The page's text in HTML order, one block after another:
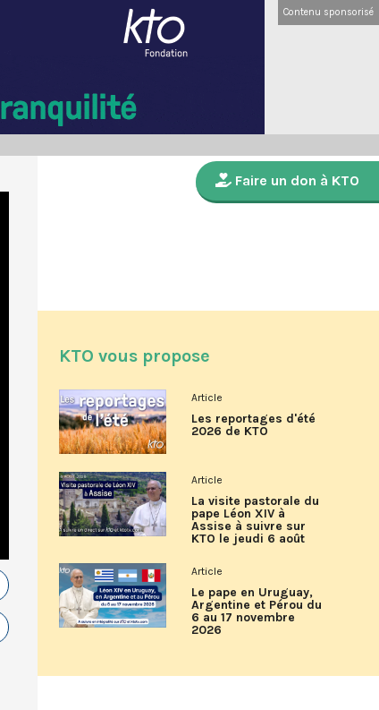
Contenu sponsorisé
Faire un don à KTO
KTO vous propose
Article
Les reportages d'été
2026 de KTO
Article
La visite pastorale du
pape Léon XIV à
Assise à suivre sur
KTO le jeudi 6 août
Article
Le pape en Uruguay,
Argentine et Pérou du
6 au 17 novembre
2026